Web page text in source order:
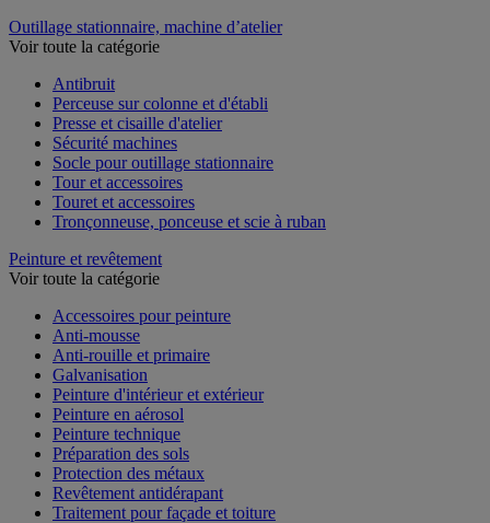
Outillage stationnaire, machine d’atelier
Voir toute la catégorie
Antibruit
Perceuse sur colonne et d'établi
Presse et cisaille d'atelier
Sécurité machines
Socle pour outillage stationnaire
Tour et accessoires
Touret et accessoires
Tronçonneuse, ponceuse et scie à ruban
Peinture et revêtement
Voir toute la catégorie
Accessoires pour peinture
Anti-mousse
Anti-rouille et primaire
Galvanisation
Peinture d'intérieur et extérieur
Peinture en aérosol
Peinture technique
Préparation des sols
Protection des métaux
Revêtement antidérapant
Traitement pour façade et toiture